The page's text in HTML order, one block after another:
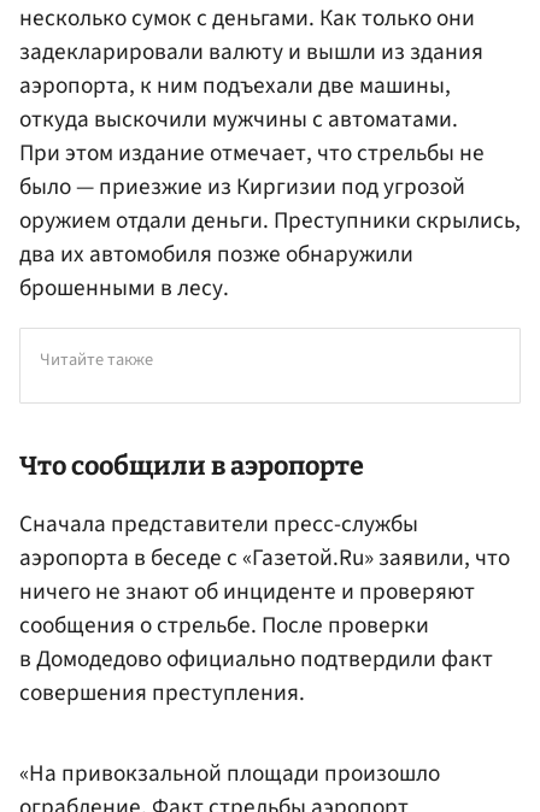
несколько сумок с деньгами. Как только они
задекларировали валюту и вышли из здания
аэропорта, к ним подъехали две машины,
откуда выскочили мужчины с автоматами.
При этом издание отмечает, что стрельбы не
было — приезжие из Киргизии под угрозой
оружием отдали деньги. Преступники скрылись,
два их автомобиля позже обнаружили
брошенными в лесу.
Читайте также
Что сообщили в аэропорте
Сначала представители пресс-службы
аэропорта в беседе с «Газетой.Ru» заявили, что
ничего не знают об инциденте и проверяют
сообщения о стрельбе. После проверки
в Домодедово официально подтвердили факт
совершения преступления.
«На привокзальной площади произошло